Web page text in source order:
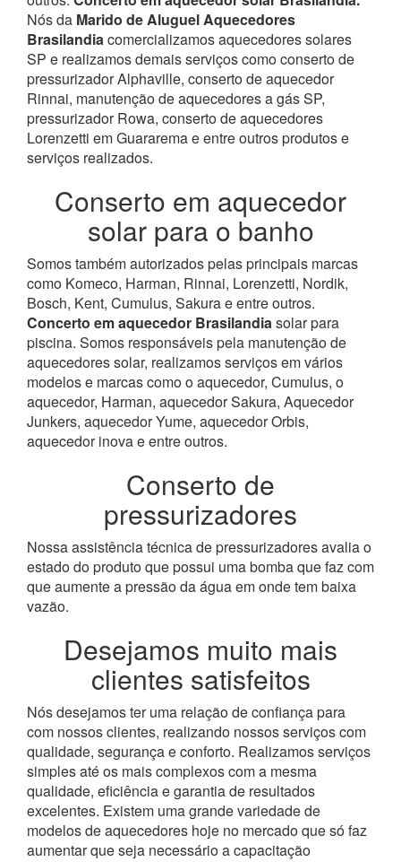
Nós da Marido de Aluguel Aquecedores
Brasilandiacomercializamos aquecedores solares
SP e realizamos demais serviços como conserto de
pressurizador Alphaville, conserto de aquecedor
Rinnai, manutenção de aquecedores a gás SP,
pressurizador Rowa, conserto de aquecedores
Lorenzetti em Guararema e entre outros produtos e
serviços realizados.
Conserto em aquecedor
solar para o banho
Somos também autorizados pelas principais marcas
como Komeco, Harman, Rinnai, Lorenzetti, Nordik,
Bosch, Kent, Cumulus, Sakura e entre outros.
Concerto em aquecedor Brasilandiasolar para
piscina. Somos responsáveis pela manutenção de
aquecedores solar, realizamos serviços em vários
modelos e marcas como o aquecedor, Cumulus, o
aquecedor, Harman, aquecedor Sakura, Aquecedor
Junkers, aquecedor Yume, aquecedor Orbis,
aquecedor inova e entre outros.
Conserto de
pressurizadores
Nossa assistência técnica de pressurizadores avalia o
estado do produto que possui uma bomba que faz com
que aumente a pressão da água em onde tem baixa
vazão.
Desejamos muito mais
clientes satisfeitos
Nós desejamos ter uma relação de confiança para
com nossos clientes, realizando nossos serviços com
qualidade, segurança e conforto. Realizamos serviços
simples até os mais complexos com a mesma
qualidade, eficiência e garantia de resultados
excelentes. Existem uma grande variedade de
modelos de aquecedores hoje no mercado que só faz
aumentar que seja necessário a capacitação